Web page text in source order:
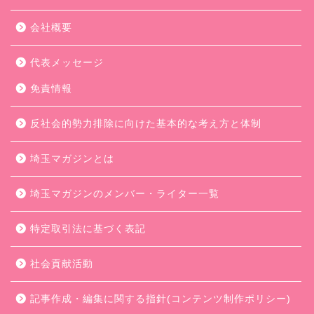
会社概要
代表メッセージ
免責情報
反社会的勢力排除に向けた基本的な考え方と体制
埼玉マガジンとは
埼玉マガジンのメンバー・ライター一覧
特定取引法に基づく表記
社会貢献活動
記事作成・編集に関する指針(コンテンツ制作ポリシー)